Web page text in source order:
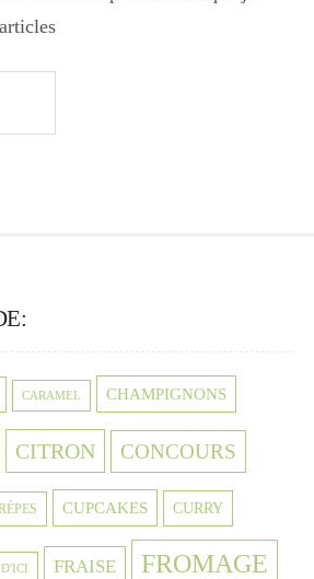
CARAMEL CHAMPIGNONS
CITRON CONCOURS
CUPCAKES CURRY
FRAISE FROMAGE